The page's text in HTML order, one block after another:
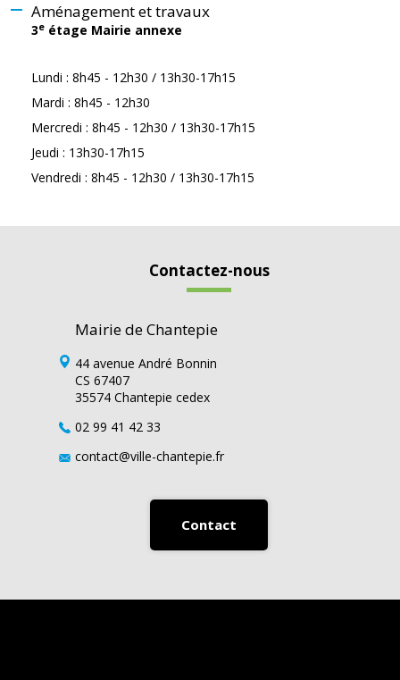
Aménagement et travaux
3e étage Mairie annexe
Lundi : 8h45 - 12h30 / 13h30-17h15
Mardi : 8h45 - 12h30
Mercredi : 8h45 - 12h30 / 13h30-17h15
Jeudi : 13h30-17h15
Vendredi : 8h45 - 12h30 / 13h30-17h15
Contactez-nous
Mairie de Chantepie
44 avenue André Bonnin
CS 67407
35574 Chantepie cedex
02 99 41 42 33
contact@ville-chantepie.fr
Contact